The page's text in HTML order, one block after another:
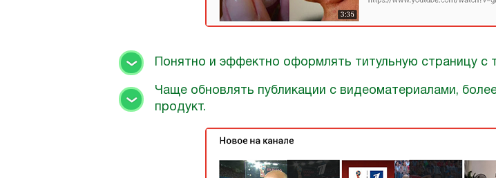
Понятно и эффектно оформлять титульную страницу с
Чаще обновлять публикации с видеоматериалами,
продукт.